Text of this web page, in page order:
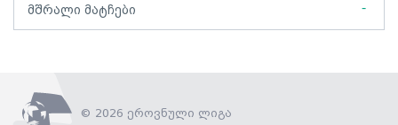
მშრალი მატჩები -
© 2026 ეროვნული ლიგა